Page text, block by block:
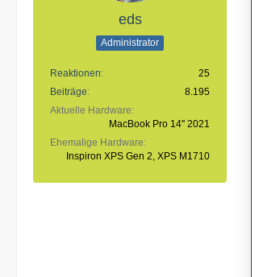
eds
Administrator
Reaktionen
25
Beiträge
8.195
Aktuelle Hardware
MacBook Pro 14'' 2021
Ehemalige Hardware
Inspiron XPS Gen 2, XPS M1710